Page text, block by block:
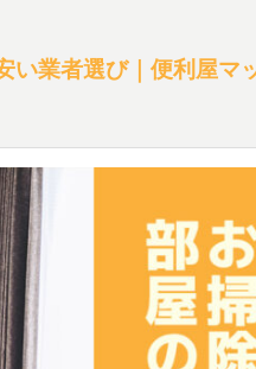
い業者選び｜便利屋マ